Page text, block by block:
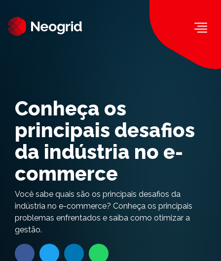
Conheça os
principais desafios
da indústria no e-
commerce
Você sabe quais são os principais desafios da
indústria no e-commerce? Conheça os principais
problemas enfrentados e saiba como otimizar a
gestão.